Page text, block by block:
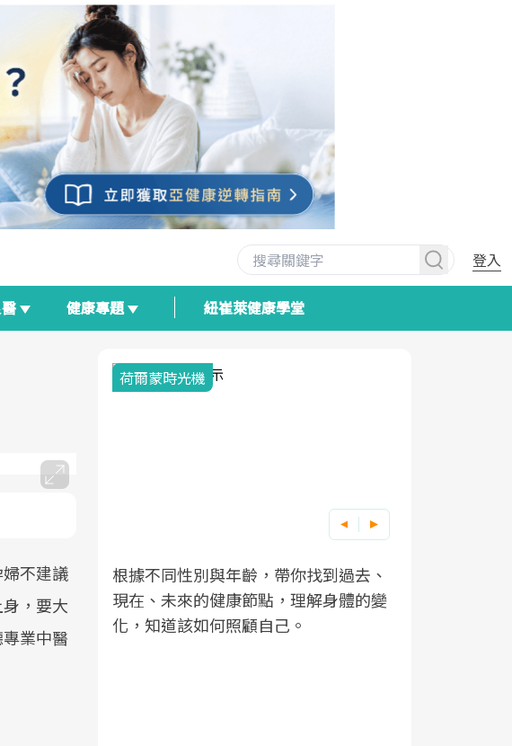
登入
健康專題 紐崔萊健康學堂
不建議
，要大
業中醫
在快速
著國家
與「長
已成全民
身健康
。
「一站式
運動，
化」出
對話，
實際的
荷爾蒙時光機
根據不同性別與年齡，帶你找到過去、
現在、未來的健康節點，理解身體的變
化，知道該如何照顧自己。